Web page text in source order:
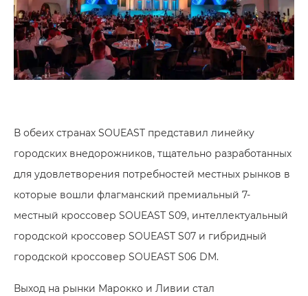
В обеих странах SOUEAST представил линейку
городских внедорожников, тщательно разработанных
для удовлетворения потребностей местных рынков в
которые вошли флагманский премиальный 7-
местный кроссовер SOUEAST S09, интеллектуальный
городской кроссовер SOUEAST S07 и гибридный
городской кроссовер SOUEAST S06 DM.
Выход на рынки Марокко и Ливии стал